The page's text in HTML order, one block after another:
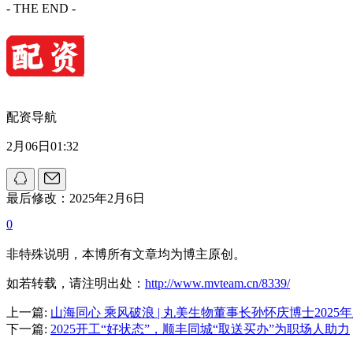
- THE END -
配资导航
2月06日01:32
最后修改：2025年2月6日
0
非特殊说明，本博所有文章均为博主原创。
如若转载，请注明出处： http://www.mvteam.cn/8339/
上一篇: 山海同心 乘风破浪 | 丸美生物董事长孙怀庆博士2025
下一篇: 2025开工“好状态”，顺丰同城“取送买办”为职场人助力